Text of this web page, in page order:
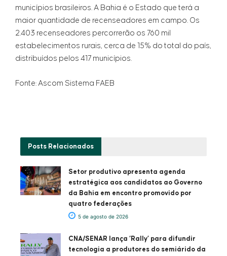
municípios brasileiros. A Bahia é o Estado que terá a
maior quantidade de recenseadores em campo. Os
2.403 recenseadores percorrerão os 760 mil
estabelecimentos rurais, cerca de 15% do total do país,
distribuídos pelos 417 municípios.
Fonte: Ascom Sistema FAEB
Posts Relacionados
Setor produtivo apresenta agenda
estratégica aos candidatos ao Governo
da Bahia em encontro promovido por
quatro federações
5 de agosto de 2026
CNA/SENAR lança ‘Rally’ para difundir
tecnologia a produtores do semiárido da